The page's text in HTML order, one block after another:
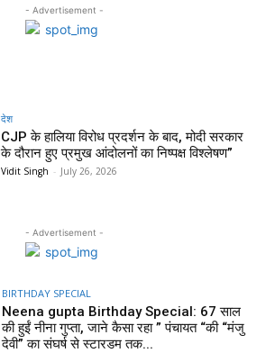
- Advertisement -
देश
CJP के हालिया विरोध प्रदर्शन के बाद, मोदी सरकार
के दौरान हुए प्रमुख आंदोलनों का निष्पक्ष विश्लेषण”
Vidit Singh - July 26, 2026
- Advertisement -
BIRTHDAY SPECIAL
Neena gupta Birthday Special: 67 साल
की हुईं नीना गुप्ता, जाने कैसा रहा ” पंचायत “की “मंजु
देवी” का संघर्ष से स्टारडम तक...